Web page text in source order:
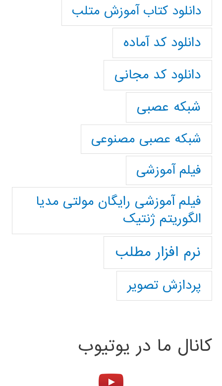
دانلود کتاب آموزش متلب
دانلود کد آماده
دانلود کد مجانی
شبکه عصبی
شبکه عصبی مصنوعی
فیلم آموزشی
فیلم آموزشی رایگان مولتی مدیا
الگوریتم ژنتیک
نرم افزار مطلب
پردازش تصویر
کانال ما در یوتیوب